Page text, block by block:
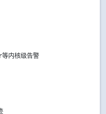
等内核级告警